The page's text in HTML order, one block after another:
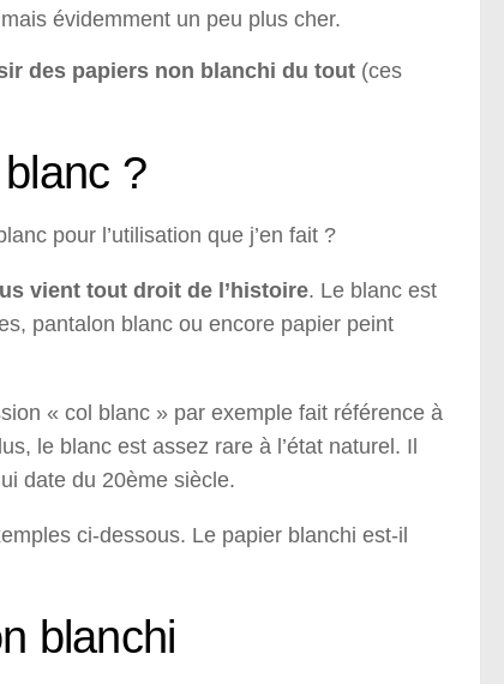
évidemment un peu plus cher.
des papiers non blanchi du tout (ces
?
pour l’utilisation que j’en fait ?
vient tout droit de l’histoire. Le blanc est
pantalon blanc ou encore papier peint
« col blanc » par exemple fait référence à
le blanc est assez rare à l’état naturel. Il
date du 20ème siècle.
ci-dessous. Le papier blanchi est-il
blanchi